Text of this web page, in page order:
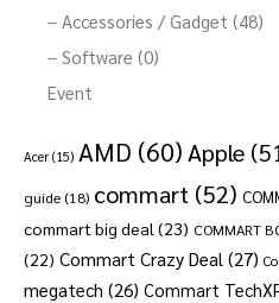
– Accessories / Gadget (48)
– Software (0)
Event
Acer (15) AMD (60)Apple
guide (18) commart (52)
commart big deal (23) COMMART
(22) Commart Crazy Deal (27)
megatech (26) Commart